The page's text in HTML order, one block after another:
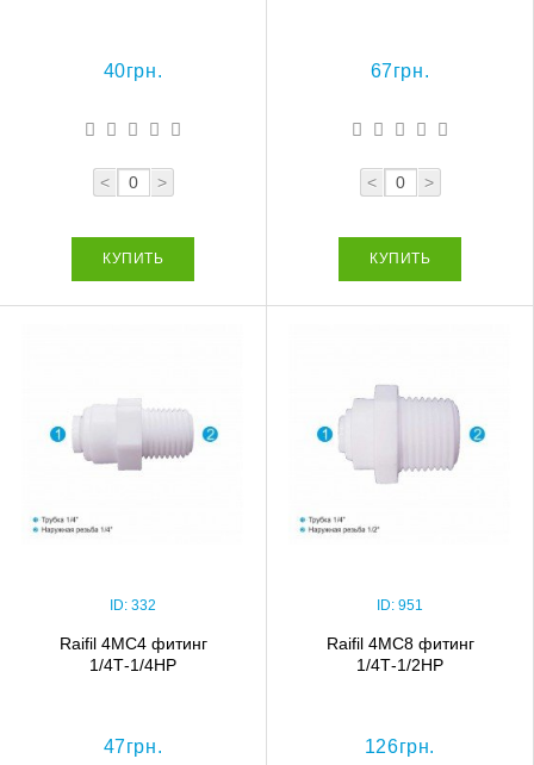
40грн.
< >
КУПИТЬ
67грн.
< >
КУПИТЬ
ID: 332
Raifil 4MC4 фитинг
1/4Т-1/4НР
47грн.
ID: 951
Raifil 4MC8 фитинг
1/4Т-1/2НР
126грн.